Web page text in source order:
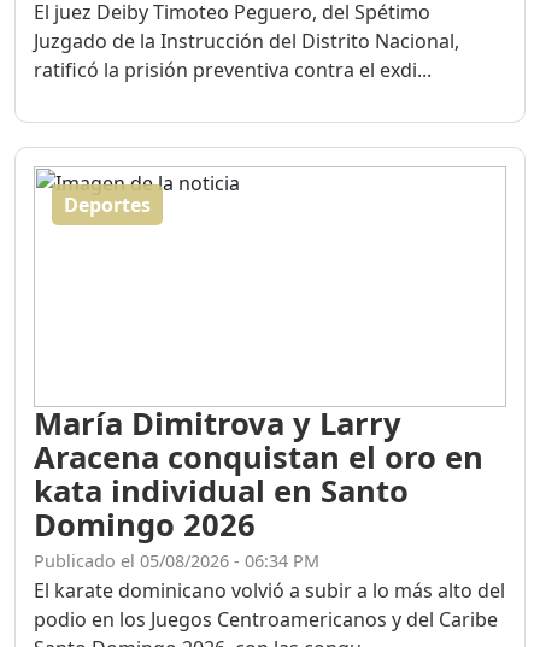
El juez Deiby Timoteo Peguero, del Spétimo
Juzgado de la Instrucción del Distrito Nacional,
ratificó la prisión preventiva contra el exdi...
Deportes
María Dimitrova y Larry
Aracena conquistan el oro en
kata individual en Santo
Domingo 2026
Publicado el 05/08/2026 - 06:34 PM
El karate dominicano volvió a subir a lo más alto del
podio en los Juegos Centroamericanos y del Caribe